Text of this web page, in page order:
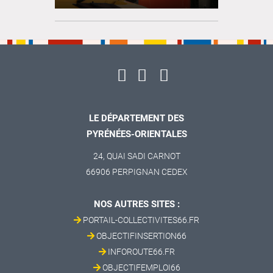
LE DÉPARTEMENT DES
PYRÉNÉES-ORIENTALES
24, QUAI SADI CARNOT
66906 PERPIGNAN CEDEX
NOS AUTRES SITES :
PORTAIL-COLLECTIVITES66.FR
OBJECTIFINSERTION66
INFOROUTE66.FR
OBJECTIFEMPLOI66